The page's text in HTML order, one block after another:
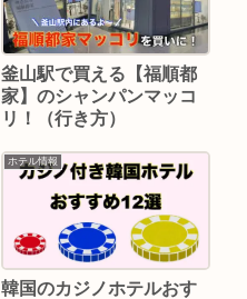
釜山駅で買える【福順都
家】のシャンパンマッコ
リ！（行き方）
ホテル情報
韓国のカジノホテルおす